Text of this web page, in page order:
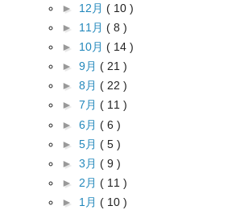
► 12月 ( 10 )
► 11月 ( 8 )
► 10月 ( 14 )
► 9月 ( 21 )
► 8月 ( 22 )
► 7月 ( 11 )
► 6月 ( 6 )
► 5月 ( 5 )
► 3月 ( 9 )
► 2月 ( 11 )
► 1月 ( 10 )